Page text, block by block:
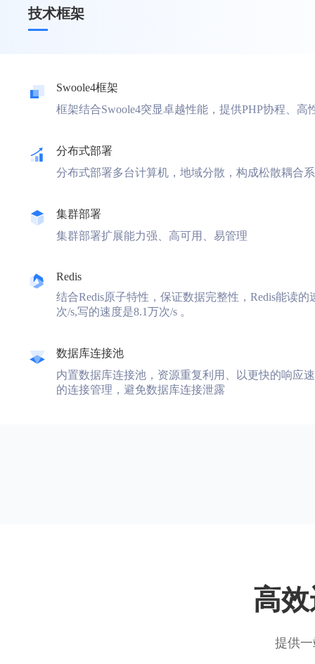
技术框架
Swoole4框架
框架结合Swoole4突显卓越性能，提供PHP协程、高
分布式部署
分布式部署多台计算机，地域分散，构成松散耦合
集群部署
集群部署扩展能力强、高可用、易管理
Redis
结合Redis原子特性，保证数据完整性，Redis能读的
次/s,写的速度是8.1万次/s 。
数据库连接池
内置数据库连接池，资源重复利用、以更快的响应
的连接管理，避免数据库连接泄露
高
提供